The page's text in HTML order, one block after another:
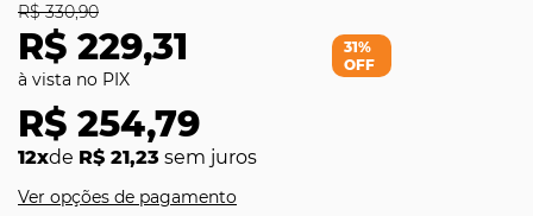
R$ 229,31
R$ 330,90
R$ 254,79
12xde R$ 21,23 sem juros
31%
OFF
Ver opções de pagamento